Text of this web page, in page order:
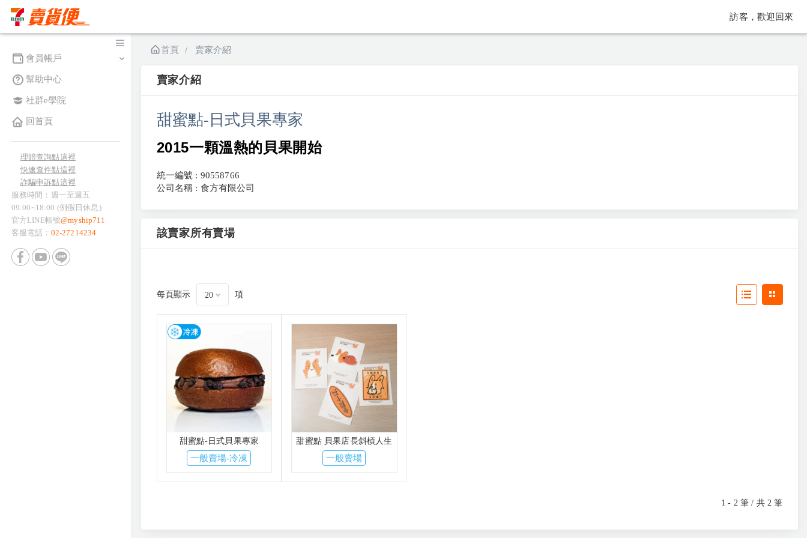
訪客，歡迎回來
會員帳戶
幫助中心
社群e學院
回首頁
理賠查詢點這裡
快速查件點這裡
詐騙申訴點這裡
服務時間：週一至週五
09:00~18:00 (例假日休息)
官方LINE帳號@myship711
客服電話： 02-27214234
首頁 賣家介紹
賣家介紹
甜蜜點-日式貝果專家
2015一顆溫熱的貝果開始
統一編號 : 90558766
公司名稱 : 食方有限公司
該賣家所有賣場
每頁顯示 20 項
甜蜜點-日式貝果專家
一般賣場-冷凍
甜蜜點 貝果店長斜槓人生
一般賣場
1 - 2 筆 / 共 2 筆